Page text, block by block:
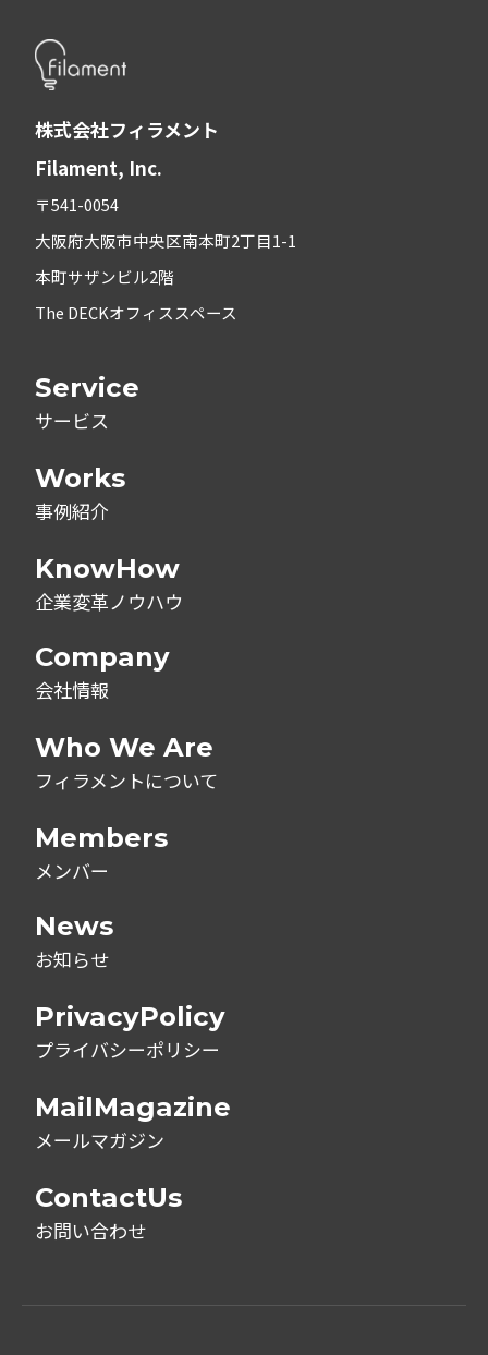
株式会社フィラメント
Filament, Inc.
〒541-0054
大阪府大阪市中央区南本町2丁目1-1
本町サザンビル2階
The DECKオフィススペース
Service
サービス
Works
事例紹介
KnowHow
企業変革ノウハウ
Company
会社情報
Who We Are
フィラメントについて
Members
メンバー
News
お知らせ
PrivacyPolicy
プライバシーポリシー
MailMagazine
メールマガジン
ContactUs
お問い合わせ